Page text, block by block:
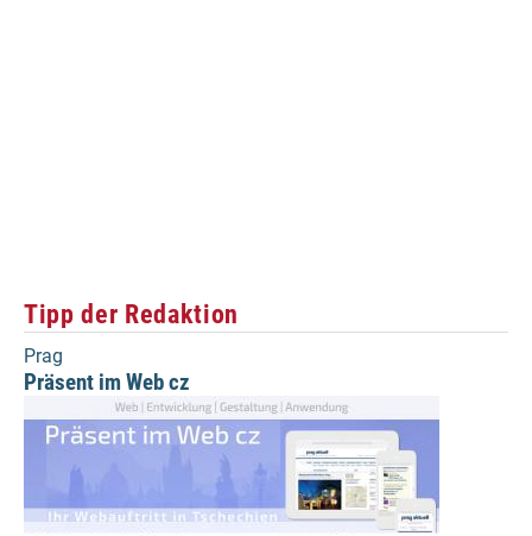
Tipp der Redaktion
Prag
Präsent im Web cz